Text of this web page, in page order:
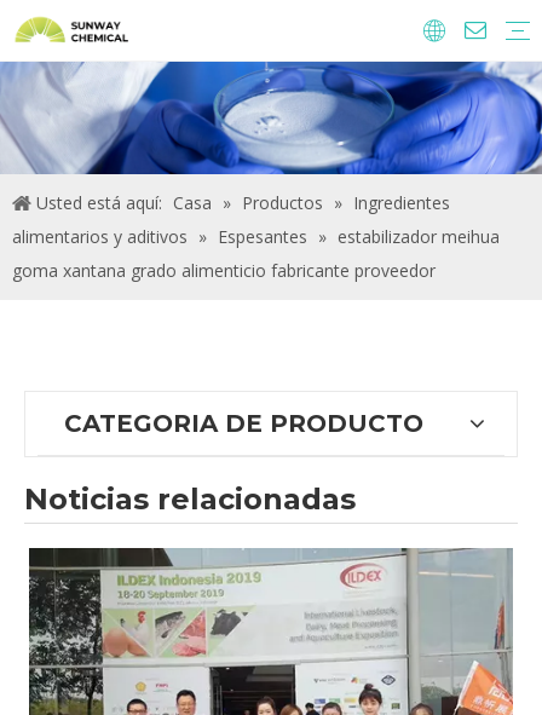
Usted está aquí: Casa » Productos » Ingredientes
alimentarios y aditivos » Espesantes » estabilizador meihua
goma xantana grado alimenticio fabricante proveedor
CATEGORIA DE PRODUCTO
Noticias relacionadas